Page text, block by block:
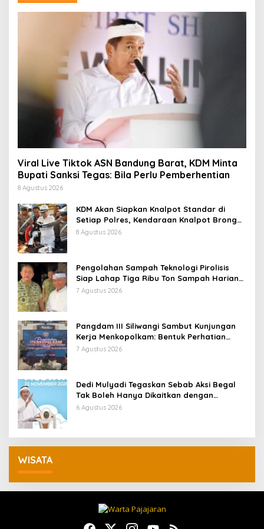
Viral Live Tiktok ASN Bandung Barat, KDM Minta
Bupati Sanksi Tegas: Bila Perlu Pemberhentian
8 Agustus 2026
KDM Akan Siapkan Knalpot Standar di
Setiap Polres, Kendaraan Knalpot Brong
Tertangkap Langsung Ganti
8 Agustus 2026
Pengolahan Sampah Teknologi Pirolisis
Siap Lahap Tiga Ribu Ton Sampah Harian
Jawa Barat
7 Agustus 2026
Pangdam III Siliwangi Sambut Kunjungan
Kerja Menkopolkam: Bentuk Perhatian
Pemerintah
7 Agustus 2026
Dedi Mulyadi Tegaskan Sebab Aksi Begal
Tak Boleh Hanya Dikaitkan dengan
Ekonomi
6 Agustus 2026
WISATA